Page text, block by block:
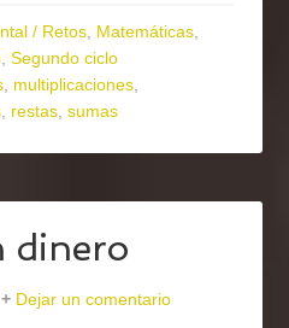
/ Retos, Matemáticas,
,Segundo ciclo
, multiplicaciones,
, restas,sumas
dinero
Dejar un comentario